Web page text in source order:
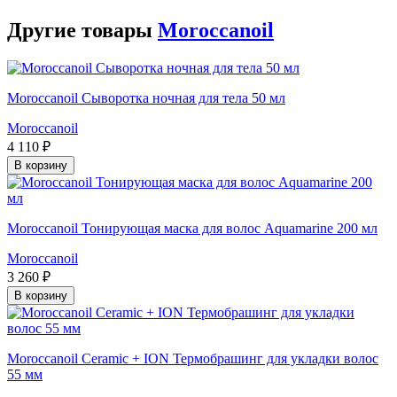
Другие товары Moroccanoil
Moroccanoil Сыворотка ночная для тела 50 мл
Moroccanoil
4 110 ₽
В корзину
Moroccanoil Тонирующая маска для волос Aquamarine 200 мл
Moroccanoil
3 260 ₽
В корзину
Moroccanoil Ceramic + ION Термобрашинг для укладки волос
55 мм